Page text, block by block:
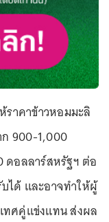
ราคาข้าวหอมมะลิ
900-1,000
ดอลลาร์สหรัฐฯ ต่อ
ได้ และอาจทำให้ผู้
ทศคู่แข่งแทน ส่งผล